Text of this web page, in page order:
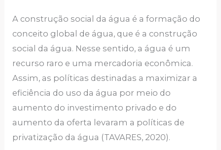
A construção social da água é a formação do
conceito global de água, que é a construção
social da água. Nesse sentido, a água é um
recurso raro e uma mercadoria econômica.
Assim, as políticas destinadas a maximizar a
eficiência do uso da água por meio do
aumento do investimento privado e do
aumento da oferta levaram a políticas de
privatização da água (TAVARES, 2020).